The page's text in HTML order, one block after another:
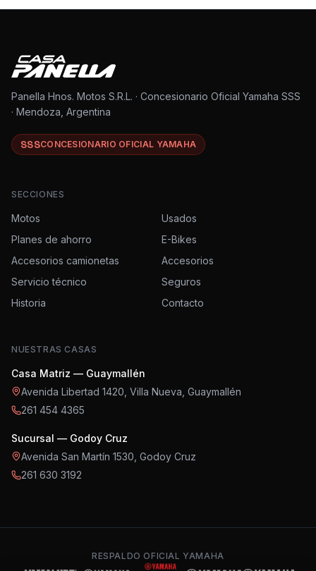
Panella Hnos. Motos S.R.L. · Concesionario Oficial Yamaha SSS
· Mendoza, Argentina
SSSCONCESIONARIO OFICIAL YAMAHA
SECCIONES
Motos
Usados
Planes de ahorro
E-Bikes
Accesorios camionetas
Accesorios
Servicio técnico
Seguros
Historia
Contacto
NUESTRAS CASAS
Casa Matriz — Guaymallén
Avenida Libertad 1420, Villa Nueva Guaymallén
261 454 4365
Sucursal — Godoy Cruz
Avenida San Martín 1530 Godoy Cruz
261 630 3192
RESPALDO OFICIAL YAMAHA